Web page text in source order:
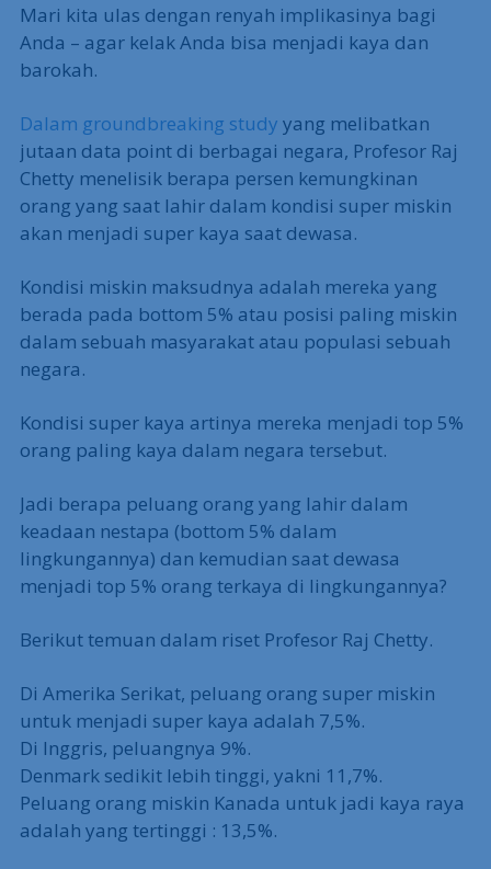
Mari kita ulas dengan renyah implikasinya bagi
Anda – agar kelak Anda bisa menjadi kaya dan
barokah.
Dalam groundbreaking study yang melibatkan
jutaan data point di berbagai negara, Profesor Raj
Chetty menelisik berapa persen kemungkinan
orang yang saat lahir dalam kondisi super miskin
akan menjadi super kaya saat dewasa.
Kondisi miskin maksudnya adalah mereka yang
berada pada bottom 5% atau posisi paling miskin
dalam sebuah masyarakat atau populasi sebuah
negara.
Kondisi super kaya artinya mereka menjadi top 5%
orang paling kaya dalam negara tersebut.
Jadi berapa peluang orang yang lahir dalam
keadaan nestapa (bottom 5% dalam
lingkungannya) dan kemudian saat dewasa
menjadi top 5% orang terkaya di lingkungannya?
Berikut temuan dalam riset Profesor Raj Chetty.
Di Amerika Serikat, peluang orang super miskin
untuk menjadi super kaya adalah 7,5%.
Di Inggris, peluangnya 9%.
Denmark sedikit lebih tinggi, yakni 11,7%.
Peluang orang miskin Kanada untuk jadi kaya raya
adalah yang tertinggi : 13,5%.